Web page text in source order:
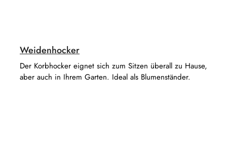
Weidenhocker
Der Korbhocker eignet sich zum Sitzen überall zu Hause,
aber auch in Ihrem Garten. Ideal als Blumenständer.